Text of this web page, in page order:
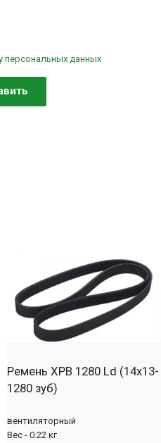
персональных данных
Ремень XPB 1280 Ld (14х13-
1280 зуб)
вентиляторный
Вес - 0.22 кг